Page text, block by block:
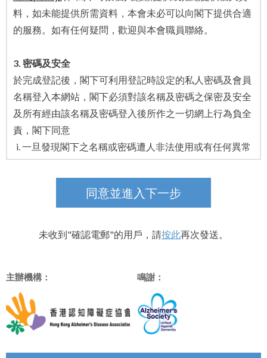
料，如未能提供所需資料，本會未必可以向閣下提供合適
的服務。如有任何疑問，歡迎與本會職員聯絡。
3. 密碼及安全
於完成登記後，閣下可利用登記時設定的私人密碼及會員
名稱登入本網站，閣下必須對該名稱及密碼之保密及安全
及所有經由該名稱及密碼登入後所作之一切網上行為負全
責，閣下同意
一旦發現閣下之名稱或密碼遭人非法使用或有任何異常
破壞安全使用的情形時，閣下應立即通知本網站；及
確保每次離線前均須先行登出其戶口。本會不會因閣下
未能遵守本項所列之一切所引致之損失或破壞負上任何
容：
任何個人資料 (如身份證號碼或個聯絡資料）
公司、機構、團體的內部或機密資料;
任何非法的、有害的、恐嚇性的、辱罵性的、騷擾性
同意並進入下一步
未收到"確認電郵"的用戶，請按此再次發送。
主辦機構： 鳴謝：